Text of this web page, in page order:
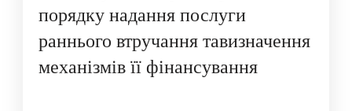
порядку надання послуги
раннього втручання тавизначення
механізмів її фінансування